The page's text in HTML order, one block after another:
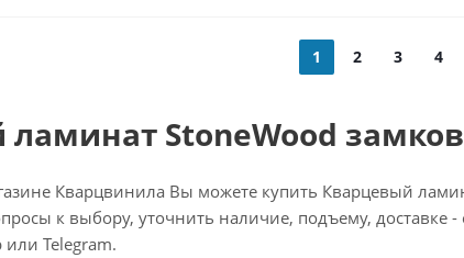
1 2 3 4
StoneWood
Кварцвинила Вы можете купить Кварцевый
к выбору, уточнить наличие, подъему, доставке
или Telegram.